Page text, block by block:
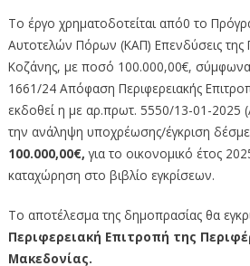
Το έργο χρηματοδοτείται από0 το
Αυτοτελών Πόρων (ΚΑΠ) Επενδύσεις της
Κοζάνης, με ποσό 100.000,00€, σύμφωνα
1661/24 Απόφαση Περιφερειακής
εκδοθεί η με αρ.πρωτ. 5550/13-01-2025
την ανάληψη υποχρέωσης/έγκριση
100.000,00€, για το οικονομικό έτος
καταχώρηση στο βιβλίο εγκρίσεων.
Το αποτέλεσμα της δημοπρασίας θα
Περιφερειακή Επιτροπή της
Μακεδονίας.